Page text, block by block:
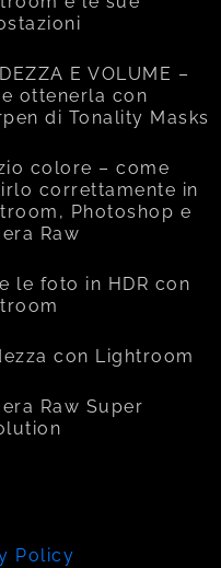
E VOLUME –
ottenerla con
di Tonality Masks
colore – come
correttamente in
Photoshop e
Raw
le foto in HDR con
con Lightroom
Raw Super
Policy